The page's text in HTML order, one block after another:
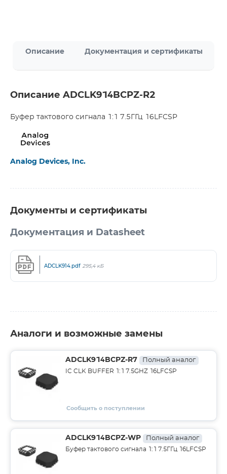
Описание Документация и сертификаты
Описание ADCLK914BCPZ-R2
Буфер тактового сигнала 1:1 7.5ГГц 16LFCSP
Analog Devices, Inc.
Документы и сертификаты
Документация и Datasheet
ADCLK914.pdf 295,4 кБ
Аналоги и возможные замены
ADCLK914BCPZ-R7 Полный аналог
IC CLK BUFFER 1:1 7.5GHZ 16LFCSP
Сообщить о поступлении
ADCLK914BCPZ-WP Полный аналог
Буфер тактового сигнала 1:1 7.5ГГц 16LFCSP